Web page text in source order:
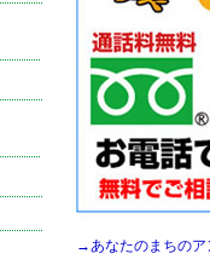
→あなたのまちのア